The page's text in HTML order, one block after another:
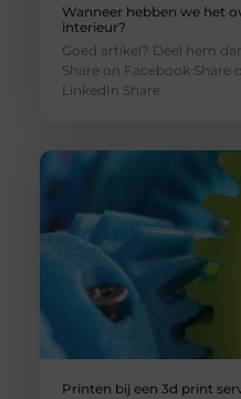
Wanneer hebben we het
interieur?
Goed artikel? Deel hem
Share on Facebook Share
LinkedIn Share
Printen bij een 3d print